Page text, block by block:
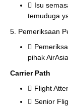
Isu
temuduga
5. Pemeriksaan
pihak AirAsia
Carrier Path
Flight
Senior